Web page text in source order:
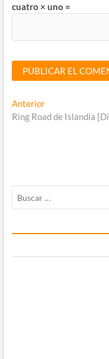
cuatro × uno =
Navegación
de
AnteriorEntrada
anterior:
Ring Road de Islandia